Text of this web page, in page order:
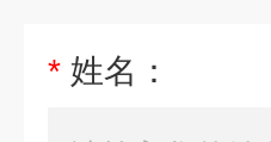
* 姓名：